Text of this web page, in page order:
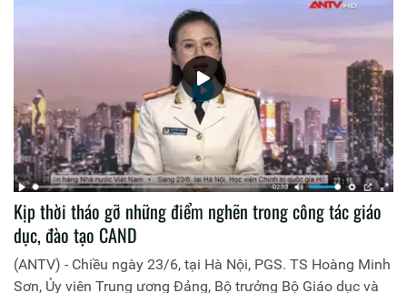
Kịp thời tháo gỡ những điểm nghẽn trong công tác giáo
dục, đào tạo CAND
(ANTV) - Chiều ngày 23/6, tại Hà Nội, PGS. TS Hoàng Minh
Sơn, Ủy viên Trung ương Đảng, Bộ trưởng Bộ Giáo dục và